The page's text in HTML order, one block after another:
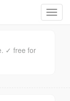
切
换
✓ free for